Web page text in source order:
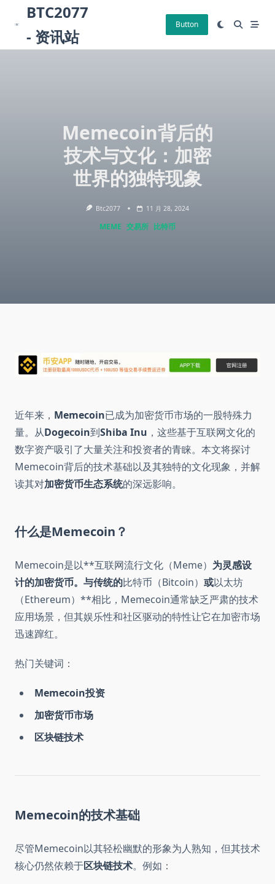
content
BTC2077
- 资讯站
Button
Memecoin背后的
技术与文化：加密
世界的独特现象
Btc2077 11 月 28, 2024
MEME 交易所 比特币
近年来， Memecoin已成为加密货币市场的一股特殊力
量。从Dogecoin到Shiba Inu ，这些基于互联网文化的
数字资产吸引了大量关注和投资者的青睐。本文将探讨
Memecoin背后的技术基础以及其独特的文化现象，并解
读其对加密货币生态系统的深远影响。
什么是Memecoin？
Memecoin是以**互联网流行文化（Meme） 为灵感设
计的加密货币。与传统的比特币（Bitcoin） 或以太坊
（Ethereum）**相比，Memecoin通常缺乏严肃的技术
应用场景，但其娱乐性和社区驱动的特性让它在加密市场
迅速蹿红。
热门关键词：
Memecoin投资
加密货币市场
区块链技术
Memecoin的技术基础
尽管Memecoin以其轻松幽默的形象为人熟知，但其技术
核心仍然依赖于区块链技术。例如：